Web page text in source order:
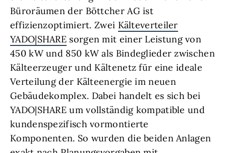
Büroräumen der Böttcher AG ist
effizienzoptimiert. Zwei Kälteverteiler
YADO|SHARE sorgen mit einer Leistung von
450 kW und 850 kW als Bindeglieder zwischen
Kälteerzeuger und Kältenetz für eine ideale
Verteilung der Kälteenergie im neuen
Gebäudekomplex. Dabei handelt es sich bei
YADO|SHARE um vollständig kompatible und
kundenspezifisch vormontierte
Komponenten. So wurden die beiden Anlagen